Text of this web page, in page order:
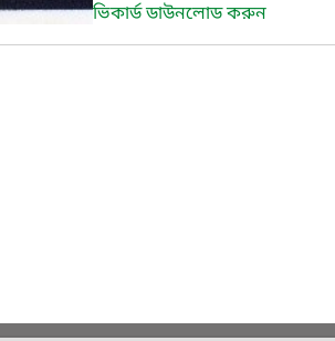
ভিকার্ড ডাউনলোড করুন